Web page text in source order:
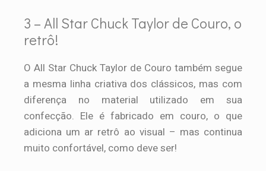
3 – All Star Chuck Taylor de Couro, o
retrô!
O All Star Chuck Taylor de Couro também segue
a mesma linha criativa dos clássicos, mas com
diferença no material utilizado em sua
confecção. Ele é fabricado em couro, o que
adiciona um ar retrô ao visual – mas continua
muito confortável, como deve ser!